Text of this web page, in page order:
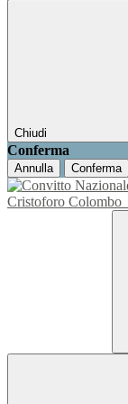
Chiudi
Conferma
Annulla Conferma
Cristoforo Colombo